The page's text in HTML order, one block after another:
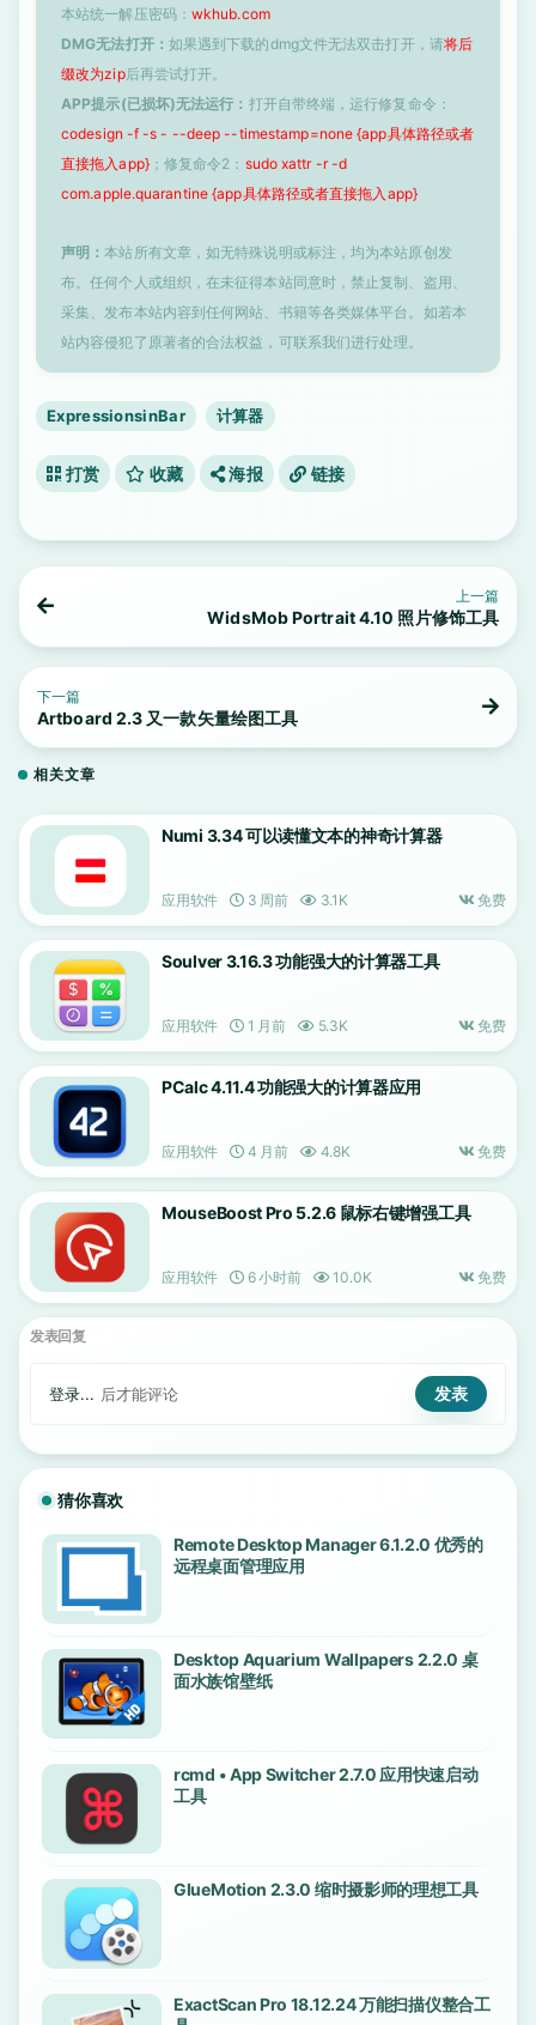
本站统一解压密码： wkhub.com
DMG无法打开： 如果遇到下载的dmg文件无法双击打开，请将后
缀改为zip后再尝试打开。
APP提示(已损坏)无法运行： 打开自带终端，运行修复命令：
codesign -f -s - --deep --timestamp=none {app具体路径或者
直接拖入app}；修复命令2： sudo xattr -r -d
com.apple.quarantine {app具体路径或者直接拖入app}
声明：本站所有文章，如无特殊说明或标注，均为本站原创发
布。任何个人或组织，在未征得本站同意时，禁止复制、盗用、
采集、发布本站内容到任何网站、书籍等各类媒体平台。如若本
站内容侵犯了原著者的合法权益，可联系我们进行处理。
ExpressionsinBar 计算器
打赏 收藏 海报 链接
上一篇
WidsMob Portrait 4.10 照片修饰工具
下一篇
Artboard 2.3 又一款矢量绘图工具
相关文章
Numi 3.34 可以读懂文本的神奇计算器
应用软件 3 周前 3.1K 免费
Soulver 3.16.3 功能强大的计算器工具
应用软件 1 月前 5.3K 免费
PCalc 4.11.4 功能强大的计算器应用
应用软件 4 月前 4.8K 免费
MouseBoost Pro 5.2.6 鼠标右键增强工具
应用软件 6 小时前 10.0K 免费
发表回复
登录... 后才能评论
猜你喜欢
Remote Desktop Manager 6.1.2.0 优秀的
远程桌面管理应用
Desktop Aquarium Wallpapers 2.2.0 桌
面水族馆壁纸
rcmd • App Switcher 2.7.0 应用快速启动
工具
GlueMotion 2.3.0 缩时摄影师的理想工具
ExactScan Pro 18.12.24 万能扫描仪整合工